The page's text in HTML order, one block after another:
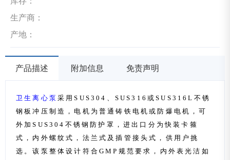
生产商：
产地：
产品描述 附加信息 免责声明
卫生离心泵 采用SUS304 、 SUS316或SUS316L 不锈
钢板冲压制造，电机为普通铸铁电机或防爆电机，可
外加SUS304 不锈钢防护罩，进出口分为快装卡箍
式，内外螺纹式，法兰式及插管接头式，供用户挑
选。该泵整体设计符合 GMP规范要求，内外表光洁如